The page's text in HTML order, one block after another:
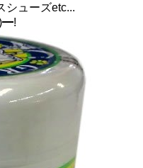
シューズetc...